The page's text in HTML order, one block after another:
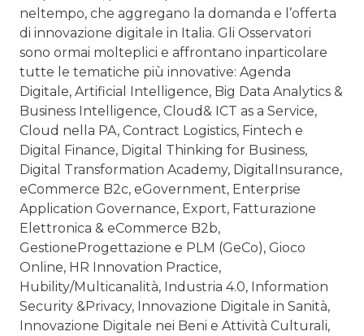
neltempo, che aggregano la domanda e l’offerta
di innovazione digitale in Italia. Gli Osservatori
sono ormai molteplici e affrontano inparticolare
tutte le tematiche più innovative: Agenda
Digitale, Artificial Intelligence, Big Data Analytics &
Business Intelligence, Cloud& ICT as a Service,
Cloud nella PA, Contract Logistics, Fintech e
Digital Finance, Digital Thinking for Business,
Digital Transformation Academy, DigitalInsurance,
eCommerce B2c, eGovernment, Enterprise
Application Governance, Export, Fatturazione
Elettronica & eCommerce B2b,
GestioneProgettazione e PLM (GeCo), Gioco
Online, HR Innovation Practice,
Hubility/Multicanalità, Industria 4.0, Information
Security &Privacy, Innovazione Digitale in Sanità,
Innovazione Digitale nei Beni e Attività Culturali,